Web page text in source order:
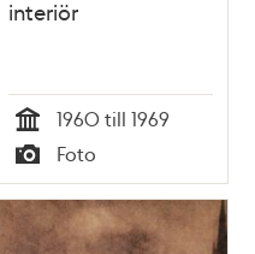
interiör
Tid
1960 till 1969
Typ
Foto